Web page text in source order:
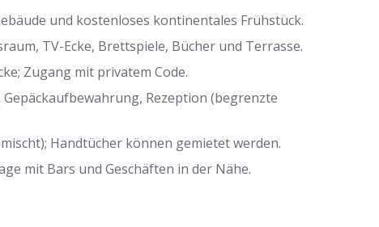
und kostenloses kontinentales Frühstück.
TV-Ecke, Brettspiele, Bücher und Terrasse.
Zugang mit privatem Code.
Rezeption (begrenzte
Handtücher können gemietet werden.
mit Bars und Geschäften in der Nähe.